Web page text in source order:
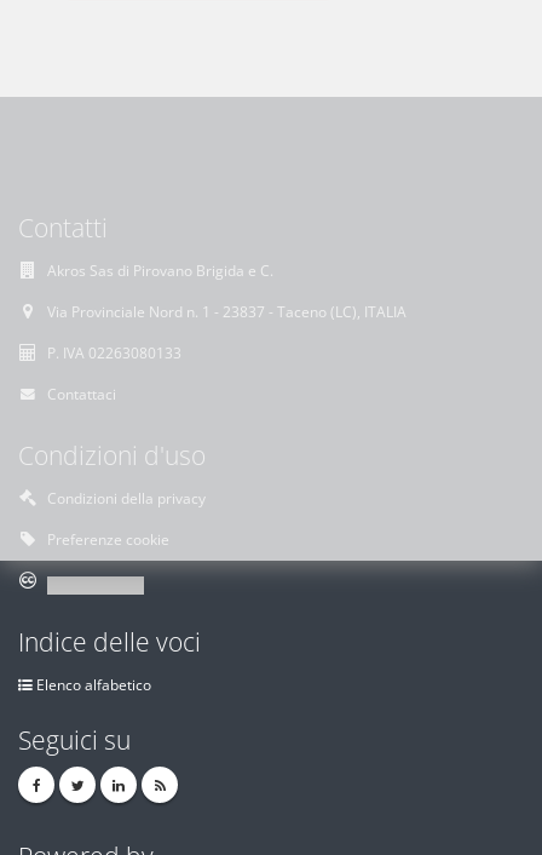
Contatti
Akros Sas di Pirovano Brigida e C.
Via Provinciale Nord n. 1 - 23837 - Taceno (LC), ITALIA
P. IVA 02263080133
Contattaci
Condizioni d'uso
Condizioni della privacy
Preferenze cookie
Indice delle voci
Elenco alfabetico
Seguici su